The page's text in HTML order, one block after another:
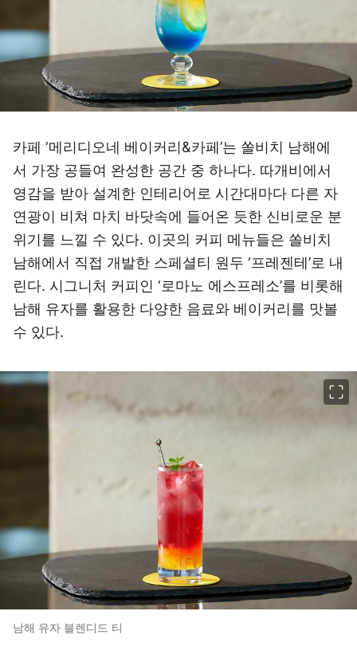
카페 ‘메리디오네 베이커리&카페’는 쏠비치 남해에
서 가장 공들여 완성한 공간 중 하나다. 따개비에서
영감을 받아 설계한 인테리어로 시간대마다 다른 자
연광이 비쳐 마치 바닷속에 들어온 듯한 신비로운 분
위기를 느낄 수 있다. 이곳의 커피 메뉴들은 쏠비치
남해에서 직접 개발한 스페셜티 원두 ‘프레젠테’로 내
린다. 시그니처 커피인 ‘로마노 에스프레소’를 비롯해
남해 유자를 활용한 다양한 음료와 베이커리를 맛볼
수 있다.
남해 유자 블렌디드 티